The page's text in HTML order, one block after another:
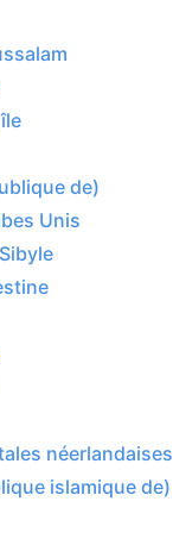
de)
Unis
néerlandaises
islamique de)